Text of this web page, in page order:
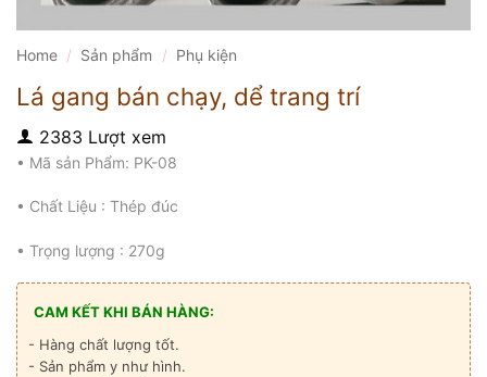
Home / Sản phẩm / Phụ kiện
Lá gang bán chạy, dể trang trí
2383 Lượt xem
• Mã sản Phẩm: PK-08
• Chất Liệu : Thép đúc
• Trọng lượng : 270g
CAM KẾT KHI BÁN HÀNG:
- Hàng chất lượng tốt.
- Sản phẩm y như hình.